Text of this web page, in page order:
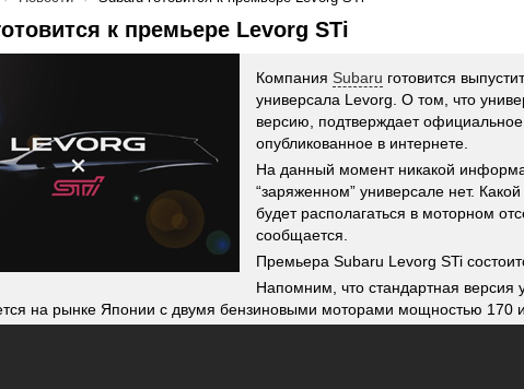
к премьере Levorg STi
Компания Subaru готовится
универсала Levorg. О том, что
версию, подтверждает официальное
опубликованное в интернете.
На данный момент никакой
“заряженном” универсале нет. Какой
будет располагаться в моторном
сообщается.
Премьера Subaru Levorg STi
Напомним, что стандартная версия
на рынке Японии с двумя бензиновыми моторами мощностью 170